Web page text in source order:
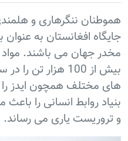
هموطنان ننگرهاری و
جایگاه افغانستان به عنوان
مخدر جهان می باشند.
بیش از 100 هزار
های مختلف همچون ایدز
بنیاد روابط انسانی را
و تروریست یاری می رساند.